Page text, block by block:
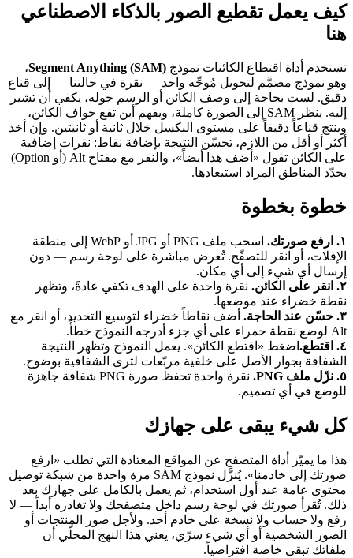
كيف يعمل تقطيع الصور بالذكاء الاصطناعي
هنا
تستخدم أداة اقتطاع الكائنات نموذج Segment Anything (SAM)،
وهو نموذج مصمَّم لتحويل مُوجِّه واحد — نقرة في حالتنا — إلى قناع
دقيق. لست بحاجة إلى وصف الكائن أو الرسم حوله، يكفي أن تشير
إليه. ينظر SAM إلى الصورة كاملة، ويفهم أين تقع حواف الكائن،
وينتج قناعاً دقيقاً على مستوى البكسل خلال ثانية أو ثانيتين. وإن أخذ
أكثر أو أقل من اللازم، تحسّن النتيجة بإضافة نقاط: نقرات إضافية
على الكائن تقول «أضف هذا أيضاً»، والنقر مع مفتاح Alt (أو Option)
يحدّد المناطق المراد استبعادها.
خطوة بخطوة
١. ارفع صورتك.
اسحب ملف PNG أو JPG أو WebP إلى منطقة
الإفلات، أو انقر للتصفّح. تُعرض مباشرة على لوحة رسم — دون
إرسال أي شيء إلى أي مكان.
٢. انقر على الكائن.
نقرة واحدة على الهدف تكفي عادةً، وتظهر
نقطة خضراء عند موضعها.
٣. حسّن عند الحاجة.
أضف نقاطاً خضراء لتوسيع التحديد، أو انقر مع
Alt لوضع نقطة حمراء على أي جزء أدرجه النموذج خطأً.
٤. اقتطع.
اضغط «اقتطع الكائن». يعمل النموذج وتظهر النتيجة
الشفافة بجوار الأصل على خلفية مربّعات لترى الشفافية بوضوح.
٥. نزّل ملف PNG.
نقرة واحدة تحفظ صورة PNG شفافة جاهزة
للوضع في أي تصميم.
كل شيء يبقى على جهازك
هذا ما يميّز أداة المتصفح عن المواقع المعتادة التي تطلب «ارفع
صورتك إلى خادمنا». يُنزَّل نموذج SAM مرة واحدة من شبكة توصيل
محتوى عامة عند أول استخدام، ثم يعمل بالكامل على جهازك بعد
ذلك. تُقرأ صورتك في لوحة رسم داخل متصفحك ولا تغادره أبداً — لا
رفع ولا حساب ولا نسخة على خادم أحد. ولأجل صور المنتجات أو
الصور الشخصية أو أي شيء سرّي، يعني هذا النهج المحلّي أن
ملفاتك تبقى خاصة افتراضياً.